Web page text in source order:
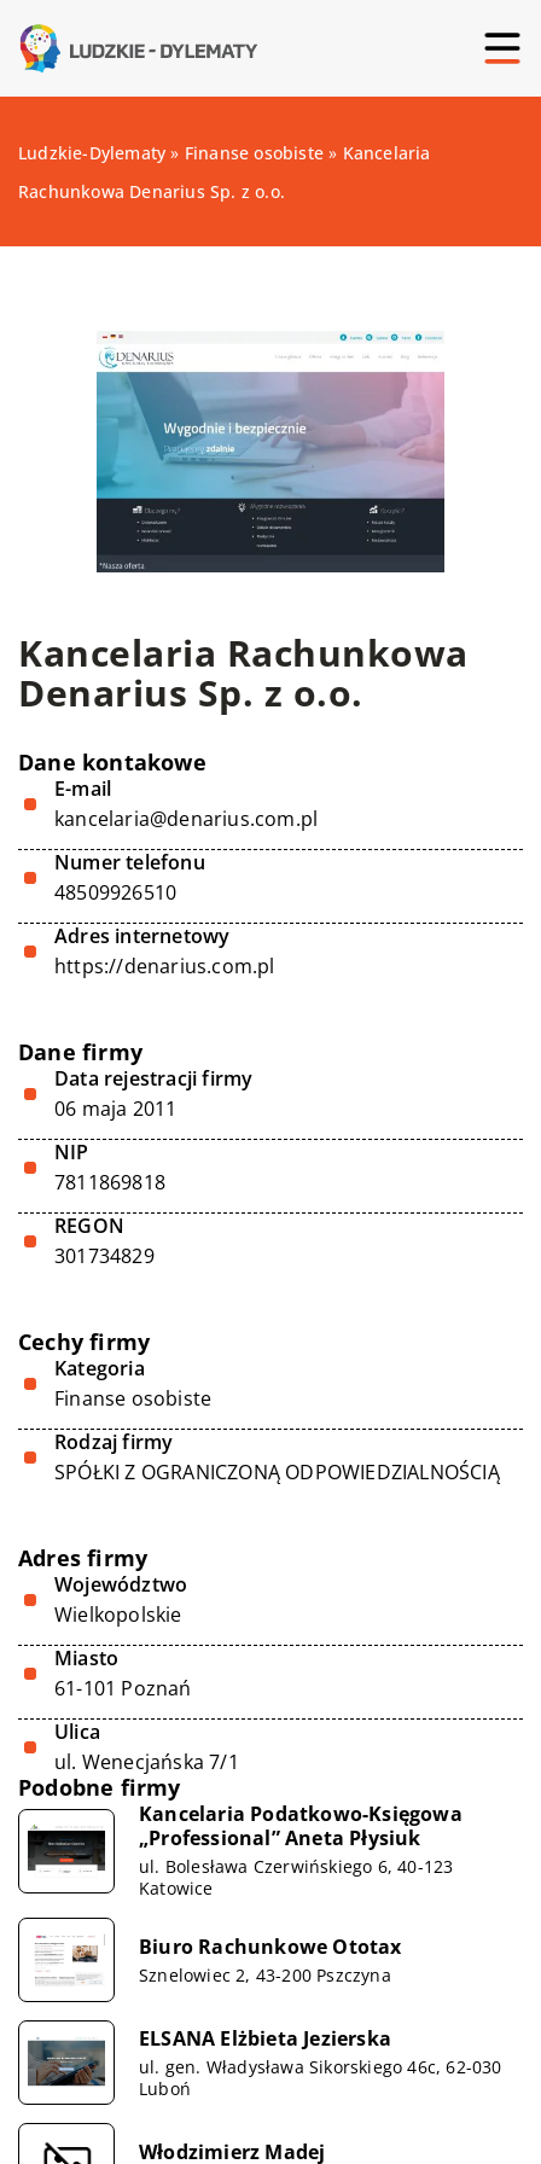
Ludzkie-Dylematy » Finanse osobiste » Kancelaria
Rachunkowa Denarius Sp. z o.o.
Kancelaria Rachunkowa
Denarius Sp. z o.o.
Dane kontakowe
E-mail
kancelaria@denarius.com.pl
Numer telefonu
48509926510
Adres internetowy
https://denarius.com.pl
Dane firmy
Data rejestracji firmy
06 maja 2011
NIP
7811869818
REGON
301734829
Cechy firmy
Kategoria
Finanse osobiste
Rodzaj firmy
SPÓŁKI Z OGRANICZONĄ ODPOWIEDZIALNOŚCIĄ
Adres firmy
Województwo
Wielkopolskie
Miasto
61-101 Poznań
Ulica
ul. Wenecjańska 7/1
Podobne firmy
Kancelaria Podatkowo-Księgowa
„Professional” Aneta Płysiuk
ul. Bolesława Czerwińskiego 6, 40-123
Katowice
Biuro Rachunkowe Ototax
Sznelowiec 2, 43-200 Pszczyna
ELSANA Elżbieta Jezierska
ul. gen. Władysława Sikorskiego 46c, 62-030
Luboń
Włodzimierz Madej